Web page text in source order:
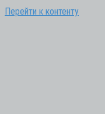
Перейти к контенту